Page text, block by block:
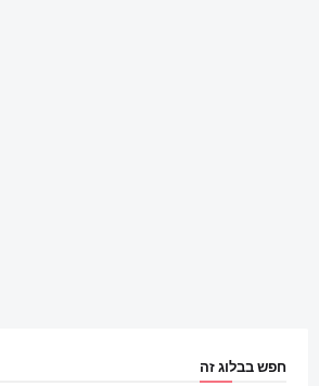
חפש בבלוג זה